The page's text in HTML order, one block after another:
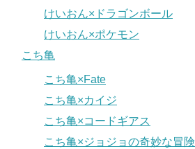
けいおん×ドラゴンボール
けいおん×ポケモン
こち亀
こち亀×Fate
こち亀×カイジ
こち亀×コードギアス
こち亀×ジョジョの奇妙な冒険